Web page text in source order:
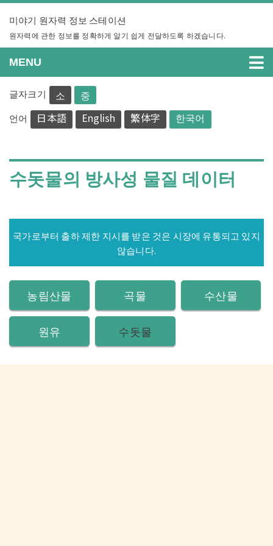
Skip
content
미야기 원자력 정보 스테이션
원자력에 관한 정보를 정확하게 알기 쉽게 전달하도록 하겠습니다.
MENU
글자크기 소 중
언어 日本語 English 繁体字 한국어
수돗물의 방사성 물질 데이터
국가로부터 출하 제한 지시를 받은 것은 시장에 유통되고 있지
않습니다.
농림산물 곡물 수산물
원유 수돗물